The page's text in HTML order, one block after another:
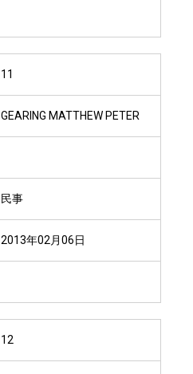
11
GEARING MATTHEW PETER
民事
2013年02月06日
12